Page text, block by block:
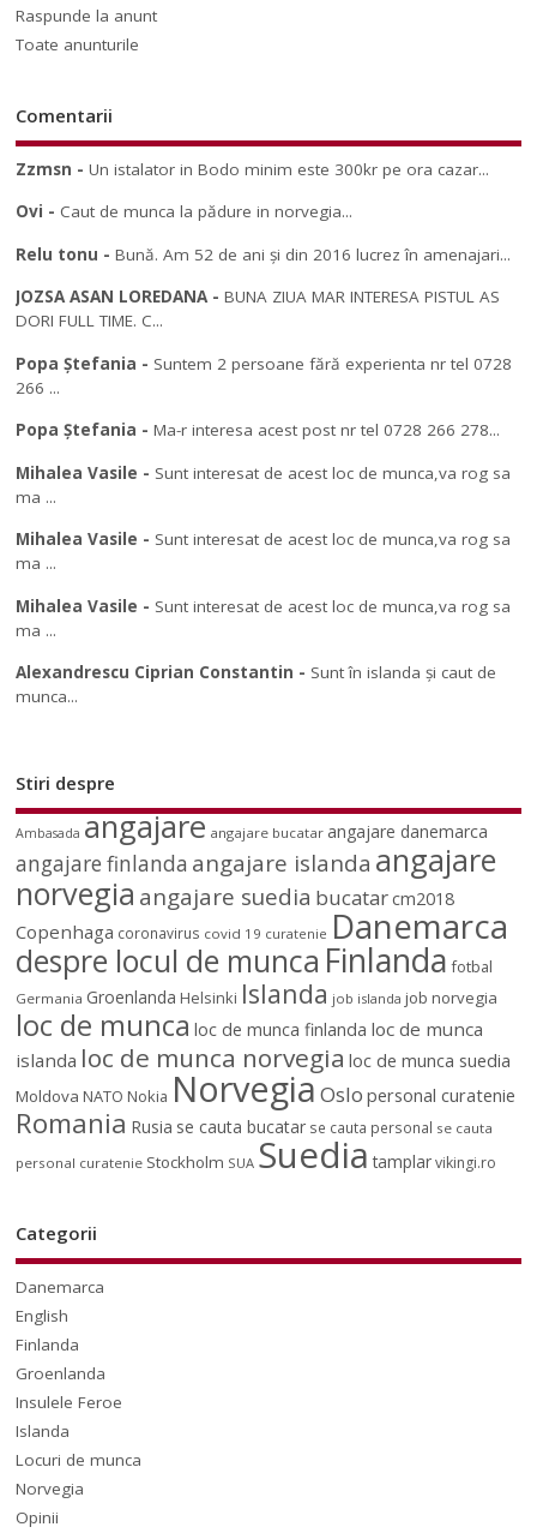
Raspunde la anunt
Toate anunturile
Comentarii
Zzmsn -Un istalator in Bodo minim este 300kr pe ora cazar...
Ovi - Caut de munca la pădure in norvegia...
Relu tonu -Bună. Am 52 de ani și din 2016 lucrez în amenajari...
JOZSA ASAN LOREDANA-BUNA ZIUA MAR INTERESA PISTUL AS
DORI FULL TIME. C...
Popa Ștefania - Suntem 2 persoane fără experienta nr tel 0728
266 ...
Popa Ștefania -Ma-r interesa acest post nr tel 0728 266 278...
Mihalea Vasile - Sunt interesat de acest loc de munca,va rog sa
ma ...
Mihalea Vasile - Sunt interesat de acest loc de munca,va rog sa
ma ...
Mihalea Vasile - Sunt interesat de acest loc de munca,va rog sa
ma ...
Alexandrescu Ciprian Constantin - Sunt în islanda și caut de
munca...
Stiri despre
Ambasada angajare angajare bucatar angajare danemarca
angajare finlanda angajare islanda angajare
norvegia angajare suedia bucatarcm2018
Copenhaga coronavirus covid 19 curatenie Danemarca
despre locul de munca Finlanda fotbal
Germania Groenlanda Helsinki Islanda job islanda job norvegia
loc de munca loc de munca finlanda loc de munca
islanda loc de munca norvegia loc de munca suedia
Moldova NATO Nokia NorvegiaOslo personal curatenie
Romania Rusia se cauta bucatar se cauta personal se cauta
personal curatenie Stockholm SUA Suedia tamplar vikingi.ro
Categorii
Danemarca
English
Finlanda
Groenlanda
Insulele Feroe
Islanda
Locuri de munca
Norvegia
Opinii